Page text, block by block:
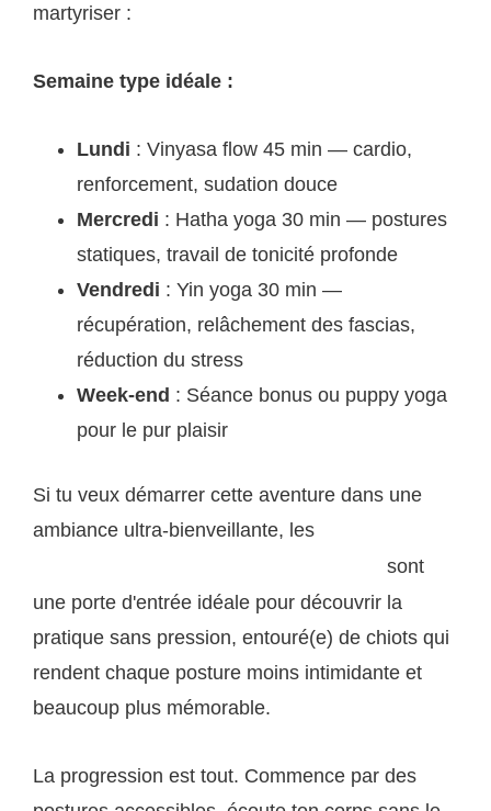
martyriser :
Semaine type idéale :
Lundi : Vinyasa flow 45 min — cardio,
renforcement, sudation douce
Mercredi : Hatha yoga 30 min — postures
statiques, travail de tonicité profonde
Vendredi : Yin yoga 30 min —
récupération, relâchement des fascias,
réduction du stress
Week-end : Séance bonus ou puppy yoga
pour le pur plaisir
Si tu veux démarrer cette aventure dans une
ambiance ultra-bienveillante, les
sont
une porte d'entrée idéale pour découvrir la
pratique sans pression, entouré(e) de chiots qui
rendent chaque posture moins intimidante et
beaucoup plus mémorable.
La progression est tout. Commence par des